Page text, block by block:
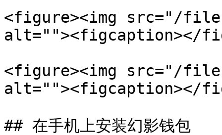
<figure><img src="/
alt=""><figcaption></
<figure><img src="/files/
alt=""><figcaption></
## 在手机上安装幻影钱包